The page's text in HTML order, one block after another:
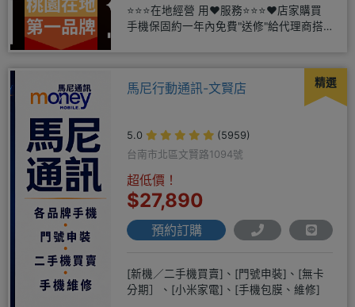
⭐⭐⭐在地經營 用❤️服務⭐⭐⭐❤️店家購買
手機保固約一年內免費"送修"給代理商搭
精選
馬尼行動通訊-文賢店
5.0
(5959)
台南市北區文賢路1094號
超低價！
$27,890
預約訂購
[新機／二手機買賣]、[門號申裝]、[無卡
分期］、[小米家電]、[手機包膜、維修]